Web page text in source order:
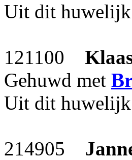
Uit dit
121100
Gehuwd met
Uit dit
214905